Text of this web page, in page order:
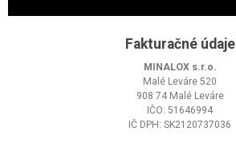
Fakturačné údaje
MINALOX s.r.o.
Malé Leváre 520
908 74 Malé Leváre
IČO: 51646994
IČ DPH: SK2120737036